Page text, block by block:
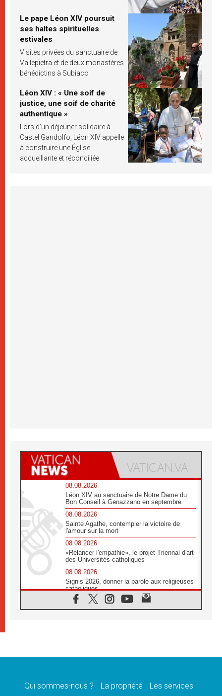
Le pape Léon XIV poursuit
ses haltes spirituelles
estivales
Visites privées du sanctuaire de
Vallepietra et de deux monastères
bénédictins à Subiaco
Léon XIV : « Une soif de
justice, une soif de charité
authentique »
Lors d’un déjeuner solidaire à
Castel Gandolfo, Léon XIV appelle
à construire une Église
accueillante et réconciliée
08.08.2026
Léon XIV au sanctuaire de Notre Dame du
Bon Conseil à Genazzano en septembre
08.08.2026
Sainte Agathe, contempler la victoire de
l'amour sur la mort
08.08.2026
«Relancer l'empathie», le projet Triennal d'art
des Universités catholiques
08.08.2026
Signis 2026, donner la parole aux religieuses
catholiques
08.08.2026
Au Bangladesh, l'Église accompagne les
07.08.2026
07.08.2026
Qui sommes-nous ? La propriété Les services